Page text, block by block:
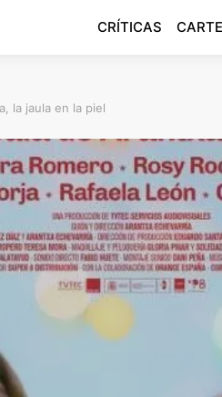
CRÍTICAS
la jaula en la piel